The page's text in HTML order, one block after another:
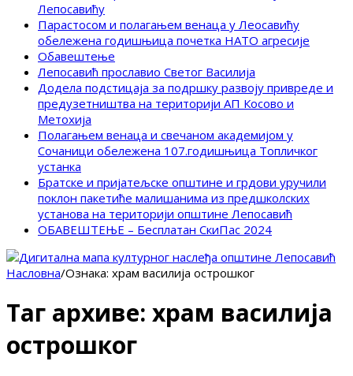
Лепосавићу
Парастосом и полагањем венаца у Леосавићу
обележена годишњица почетка НАТО агресије
Обавештење
Лепосавић прославио Светог Василија
Додела подстицаја за подршку развоју привреде и
предузетништва на територији АП Косово и
Метохија
Полагањем венаца и свечаном академијом у
Сочаници обележена 107.годишњица Топличког
устанка
Братске и пријатељске општине и грдови уручили
поклон пакетиће малишанима из предшколских
установа на територији општине Лепосавић
ОБАВЕШТЕЊЕ – Бесплатан СкиПас 2024
Насловна/Ознака: храм василија острошког
Таг архиве: храм василија
острошког